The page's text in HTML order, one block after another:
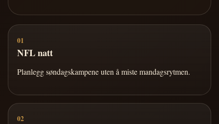
01
NFL natt
Planlegg søndagskampene uten å miste mandagsrytmen.
02